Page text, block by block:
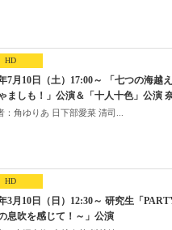
HD
7月10日（土）17:00～ 「七つの海越
ましも！」公演＆「十人十色」公演
：角ゆりあ 日下部愛菜 清司...
HD
3月10日（日）12:30～ 研究生「
息吹を感じて！～」公演